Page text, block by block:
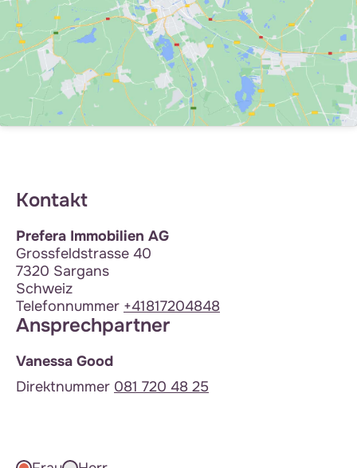
Kontakt
Prefera Immobilien AG
Grossfeldstrasse 40
7320 Sargans
Schweiz
Telefonnummer +41817204848
Ansprechpartner
Vanessa Good
Direktnummer 081 720 48 25